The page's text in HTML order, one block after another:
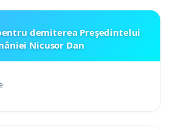
demiterea Preşedintelui
Nicusor Dan